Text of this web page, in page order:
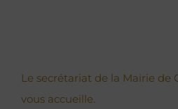
Le secrétariat de la Mairie de
vous accueille.